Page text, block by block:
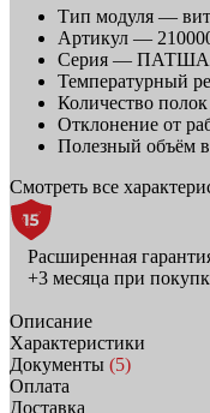
Тип модуля —
Артикул —
Серия — ПАТША
Температурный
Количество
Отклонение от
Полезный объём
Смотреть все
Расширенная
+3 месяца при
Описание
Характеристики
Документы (5)
Оплата
Доставка